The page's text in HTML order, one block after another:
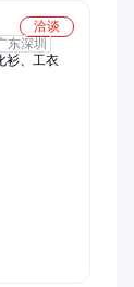
洽谈
东深圳
衫、工衣